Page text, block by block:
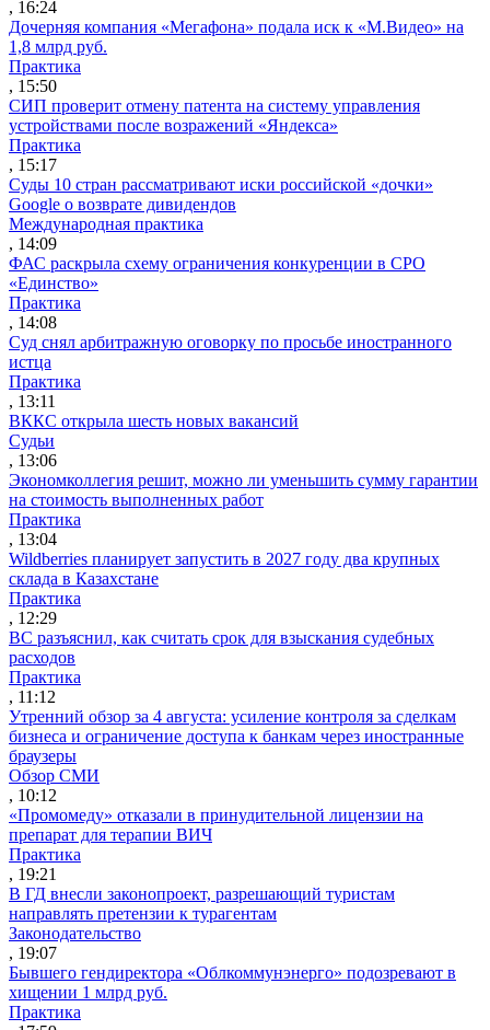
, 16:24
Дочерняя компания «Мегафона» подала иск к «М.Видео» на
1,8 млрд руб.
Практика
, 15:50
СИП проверит отмену патента на систему управления
устройствами после возражений «Яндекса»
Практика
, 15:17
Суды 10 стран рассматривают иски российской «дочки»
Google о возврате дивидендов
Международная практика
, 14:09
ФАС раскрыла схему ограничения конкуренции в СРО
«Единство»
Практика
, 14:08
Суд снял арбитражную оговорку по просьбе иностранного
истца
Практика
, 13:11
ВККС открыла шесть новых вакансий
Судьи
, 13:06
Экономколлегия решит, можно ли уменьшить сумму гарантии
на стоимость выполненных работ
Практика
, 13:04
Wildberries планирует запустить в 2027 году два крупных
склада в Казахстане
Практика
, 12:29
ВС разъяснил, как считать срок для взыскания судебных
расходов
Практика
, 11:12
Утренний обзор за 4 августа: усиление контроля за сделкам
бизнеса и ограничение доступа к банкам через иностранные
браузеры
Обзор СМИ
, 10:12
«Промомеду» отказали в принудительной лицензии на
препарат для терапии ВИЧ
Практика
, 19:21
В ГД внесли законопроект, разрешающий туристам
направлять претензии к турагентам
Законодательство
, 19:07
Бывшего гендиректора «Облкоммунэнерго» подозревают в
хищении 1 млрд руб.
Практика